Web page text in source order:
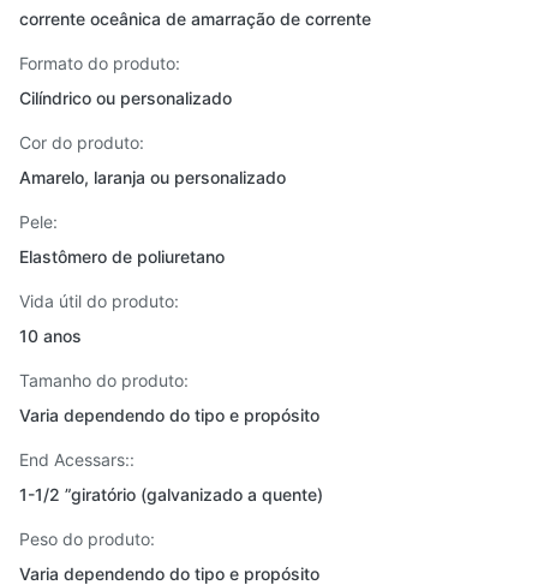
corrente oceânica de amarração de corrente
Formato do produto:
Cilíndrico ou personalizado
Cor do produto:
Amarelo, laranja ou personalizado
Pele:
Elastômero de poliuretano
Vida útil do produto:
10 anos
Tamanho do produto:
Varia dependendo do tipo e propósito
End Acessars::
1-1/2 ”giratório (galvanizado a quente)
Peso do produto:
Varia dependendo do tipo e propósito